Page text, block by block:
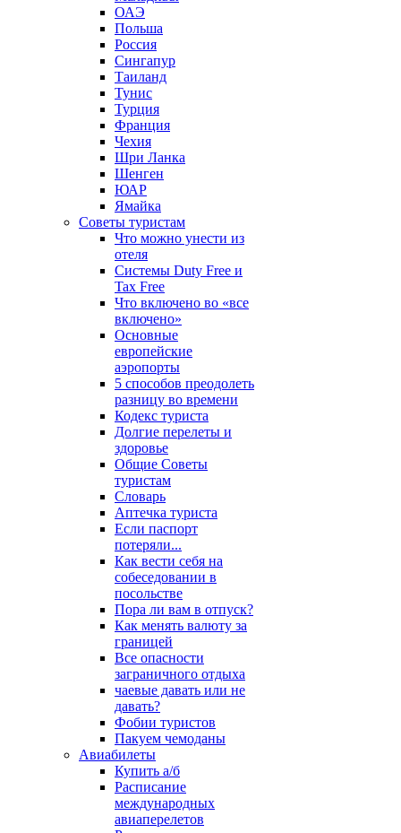
ОАЭ
Польша
Россия
Сингапур
Таиланд
Тунис
Турция
Франция
Чехия
Шри Ланка
Шенген
ЮАР
Ямайка
Советы туристам
Что можно унести из
отеля
Системы Duty Free и
Tax Free
Что включено во «все
включено»
Основные
европейские
аэропорты
5 способов преодолеть
разницу во времени
Кодекс туриста
Долгие перелеты и
здоровье
Общие Советы
туристам
Словарь
Аптечка туриста
Если паспорт
потеряли...
Как вести себя на
собеседовании в
посольстве
Пора ли вам в отпуск?
Как менять валюту за
границей
Все опасности
заграничного отдыха
чаевые давать или не
давать?
Фобии туристов
Пакуем чемоданы
Авиабилеты
Купить а/б
Расписание
международных
авиаперелетов